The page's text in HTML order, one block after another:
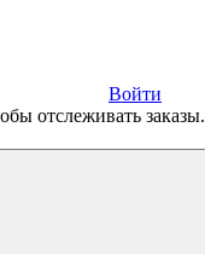
Войти
отслеживать заказы.